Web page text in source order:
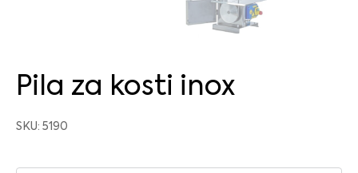
Pila za kosti inox
SKU: 5190